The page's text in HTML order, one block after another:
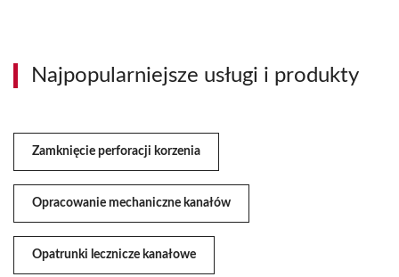
Najpopularniejsze usługi i produkty
Zamknięcie perforacji korzenia
Opracowanie mechaniczne kanałów
Opatrunki lecznicze kanałowe